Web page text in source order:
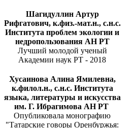
Шагидуллин Артур
Рифгатович, к.физ.-мат.н., с.н.с.
Института проблем экологии и
недропользования АН РТ
Лучший молодой ученый
Академии наук РТ - 2018
Хусаинова Алина Ямилевна,
к.филол.н., с.н.с. Института
языка, литературы и искусства
им. Г. Ибрагимова АН РТ
Опубликовала монографию
"Татарские говоры Оренбуржья: